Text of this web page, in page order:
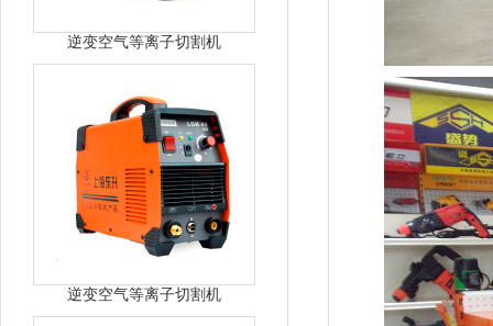
逆变空气等离子切割机
逆变空气等离子切割机